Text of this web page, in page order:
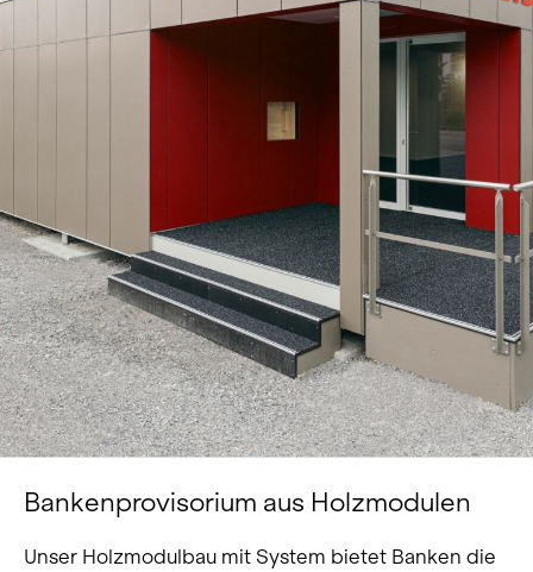
News und Medien
Bankenprovisorium aus Holzmodulen
Unser Holzmodulbau mit System bietet Banken die